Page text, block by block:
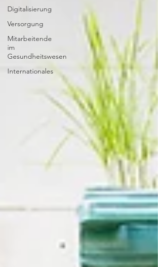
Digitalisierung
Versorgung
Mitarbeitende
im
Gesundheitswesen
Internationales